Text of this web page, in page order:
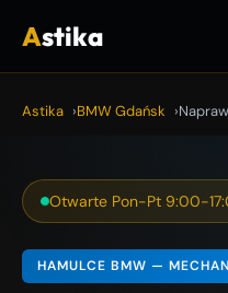
Astika
Astika BMW Gdańsk
Otwarte Pon-Pt 9:00-
HAMULCE BMW —